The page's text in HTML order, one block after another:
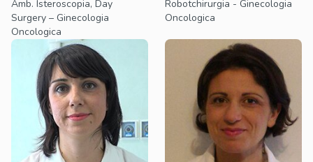
Amb. Isteroscopia, Day
Surgery – Ginecologia
Oncologica
Robotchirurgia - Ginecologia
Oncologica